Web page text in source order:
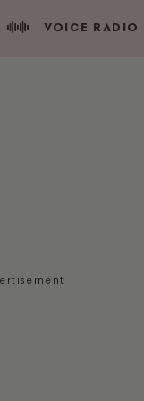
VOICE RADIO